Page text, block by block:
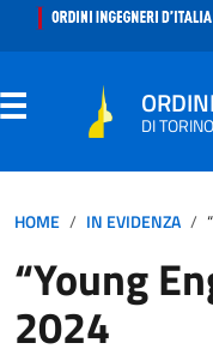
DI TORINO
SEGRETERIA
ISCRITTO
HOME IN EVIDENZA
“Young
2024